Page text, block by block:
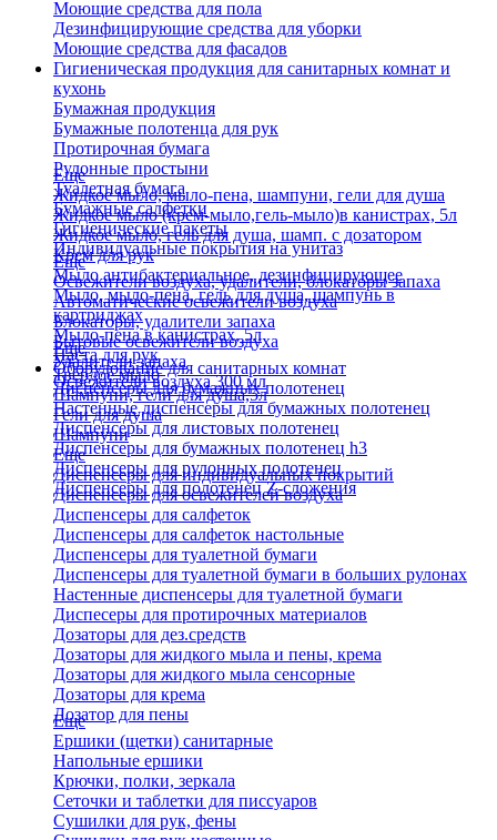
Моющие средства для пола
Дезинфицирующие средства для уборки
Моющие средства для фасадов
Гигиеническая продукция для санитарных комнат и
кухонь
Бумажная продукция
Бумажные полотенца для рук
Протирочная бумага
Рулонные простыни
Туалетная бумага
Бумажные салфетки
Гигиенические пакеты
Индивидуальные покрытия на унитаз
Еще
Жидкое мыло, мыло-пена, шампуни, гели для душа
Жидкое мыло (крем-мыло,гель-мыло)в канистрах, 5л
Жидкое мыло, гель для душа, шамп. с дозатором
Крем для рук
Мыло антибактериальное, дезинфицирующее
Мыло, мыло-пена, гель для душа, шампунь в
картриджах
Мыло-пена в канистрах, 5л
Паста для рук
Твердое мыло
Шампуни, гели для душа,5л
Гели для душа
Шампуни
Еще
Освежители воздуха, удалители, блокаторы запаха
Автоматические освежители воздуха
Блокаторы, удалители запаха
Бытовые освежители воздуха
Удалители запаха
Освежители воздуха 300 мл
Еще
Оборудование для санитарных комнат
Диспенсеры для бумажных полотенец
Настенные диспенсеры для бумажных полотенец
Диспенсеры для листовых полотенец
Диспенсеры для бумажных полотенец h3
Диспенсеры для рулонных полотенец
Диспенсеры для полотенец Z-сложения
Еще
Диспенсеры для индивидуальных покрытий
Диспенсеры для освежителей воздуха
Диспенсеры для салфеток
Диспенсеры для салфеток настольные
Диспенсеры для туалетной бумаги
Диспенсеры для туалетной бумаги в больших рулонах
Настенные диспенсеры для туалетной бумаги
Диспесеры для протирочных материалов
Дозаторы для дез.средств
Дозаторы для жидкого мыла и пены, крема
Дозаторы для жидкого мыла сенсорные
Дозаторы для крема
Дозатор для пены
Еще
Ершики (щетки) санитарные
Напольные ершики
Крючки, полки, зеркала
Сеточки и таблетки для писсуаров
Сушилки для рук, фены